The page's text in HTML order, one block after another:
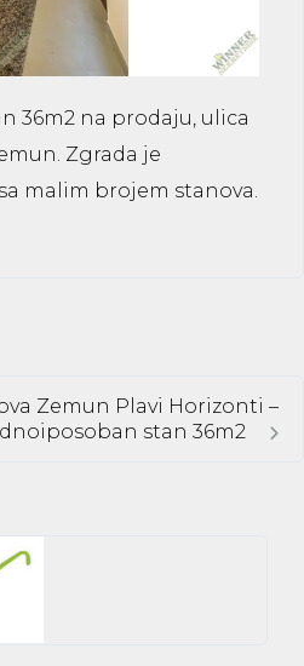
36m2 na prodaju, ulica
Zgrada je
malim brojem stanova.
Zemun Plavi Horizonti –
stan 36m2